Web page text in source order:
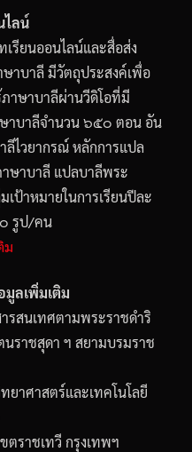
ไลน์
รียนออนไลน์และสื่อส่ง
ษาบาลี มีวัตถุประสงค์เพื่อ
ภาษาบาลีผ่านวีดิโอที่มี
ษาบาลีจำนวน ๖๕๐ ตอน อัน
ลีไวยากรณ์ หลักการแปล
ษาบาลี แปลบาลีพระ
เป้าหมายในการเรียนปีละ
รูป/คน
ม
ลเพิ่มเติม
รสนเทศตามพระราชดำริ
ราชสุดา ฯ สยามบรมราช
าศาสตร์และเทคโนโลยี
ตราชเทวี กรุงเทพฯ